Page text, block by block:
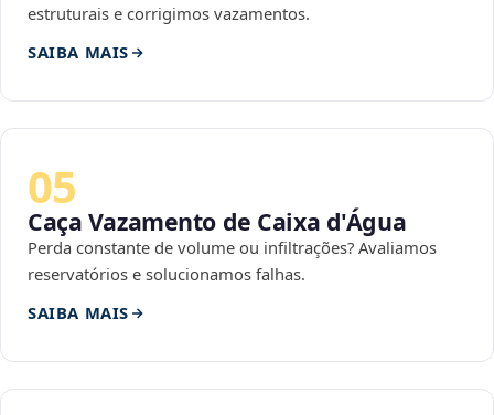
estruturais e corrigimos vazamentos.
SAIBA MAIS
05
Caça Vazamento de Caixa d'Água
Perda constante de volume ou infiltrações? Avaliamos
reservatórios e solucionamos falhas.
SAIBA MAIS